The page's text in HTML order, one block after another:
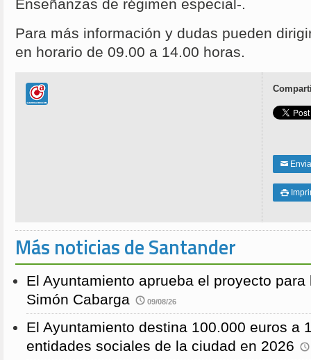
Enseñanzas de régimen especial-.
Para más información y dudas pueden
en horario de 09.00 a 14.00 horas.
✉

Más noticias de Santander
El Ayuntamiento aprueba el proyecto
Simón Cabarga
09/08/26
El Ayuntamiento destina 100.000 euros a
entidades sociales de la ciudad en 2026